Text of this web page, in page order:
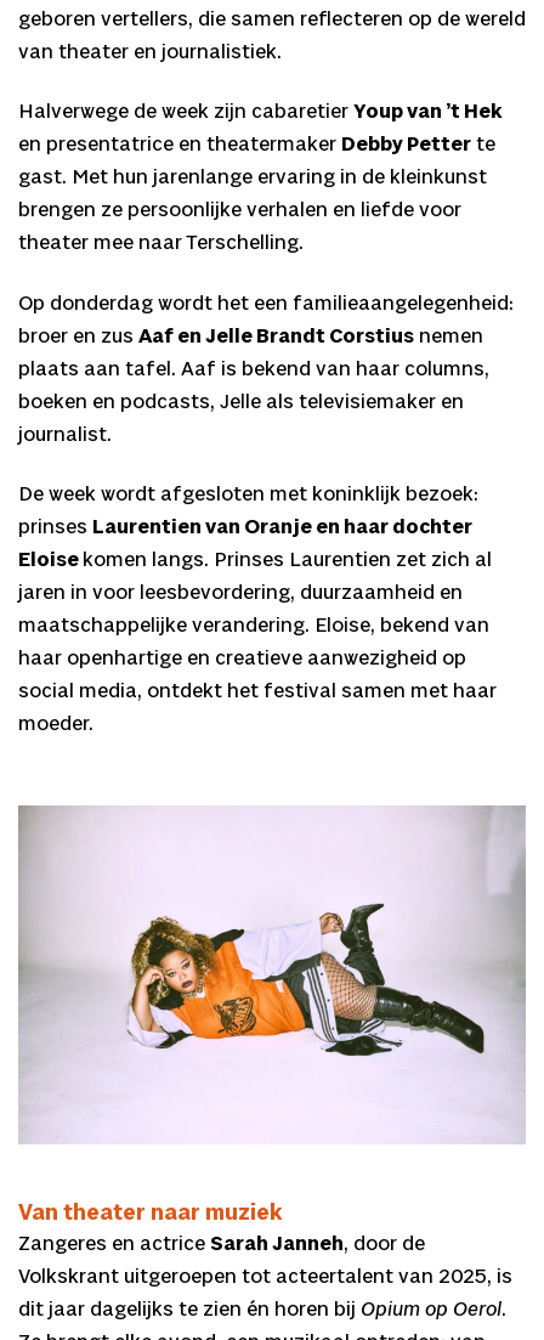
geboren vertellers, die samen reflecteren op de wereld
van theater en journalistiek.
Halverwege de week zijn cabaretier Youp van ’t Hek
en presentatrice en theatermaker Debby Petter te
gast. Met hun jarenlange ervaring in de kleinkunst
brengen ze persoonlijke verhalen en liefde voor
theater mee naar Terschelling.
Op donderdag wordt het een familieaangelegenheid:
broer en zus Aaf en Jelle Brandt Corstius nemen
plaats aan tafel. Aaf is bekend van haar columns,
boeken en podcasts, Jelle als televisiemaker en
journalist.
De week wordt afgesloten met koninklijk bezoek:
prinses Laurentien van Oranje en haar dochter
Eloise komen langs. Prinses Laurentien zet zich al
jaren in voor leesbevordering, duurzaamheid en
maatschappelijke verandering. Eloise, bekend van
haar openhartige en creatieve aanwezigheid op
social media, ontdekt het festival samen met haar
moeder.
Van theater naar muziek
Zangeres en actrice Sarah Janneh, door de
Volkskrant uitgeroepen tot acteertalent van 2025, is
dit jaar dagelijks te zien én horen bij Opium op Oerol.